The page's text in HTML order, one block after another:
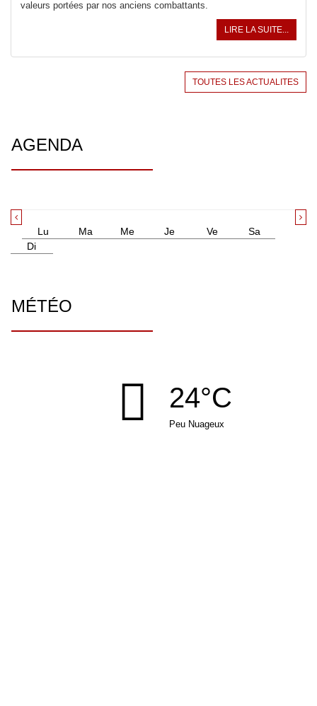
valeurs portées par nos anciens combattants.
LIRE LA SUITE...
TOUTES LES ACTUALITES
AGENDA
Lu Ma Me Je Ve
Sa
Di
MÉTÉO
24°C
Peu Nuageux